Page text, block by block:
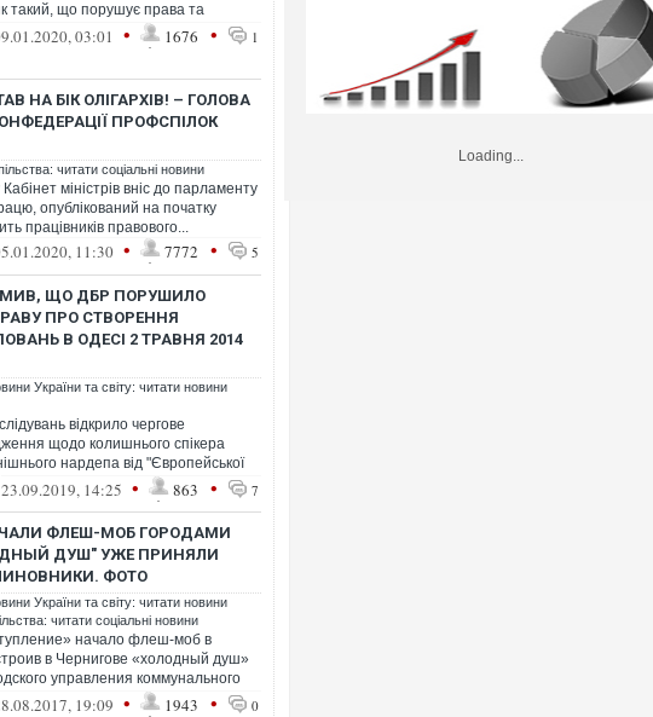
такий, що порушує права та
03:01 • 1676 • 1
НА БІК ОЛІГАРХІВ! – ГОЛОВА
ПРОФСПІЛОК
читати соціальні новини
міністрів вніс до парламенту
опублікований на початку
працівників правового...
11:30 • 7772 • 5
ЩО ДБР ПОРУШИЛО
ПРО СТВОРЕННЯ
В ОДЕСІ 2 ТРАВНЯ 2014
України та світу: читати новини
відкрило чергове
щодо колишнього спікера
нардепа від "Європейської
23.09.2019, 14:25 • 863 • 7
ФЛЕШ-МОБ ГОРОДАМИ
ДУШ" УЖЕ ПРИНЯЛИ
ФОТО
України та світу: читати новини
читати соціальні новини
начало флеш-моб в
в Чернигове «холодный душ»
управления коммунального
19:09 • 1943 • 0
Loading...